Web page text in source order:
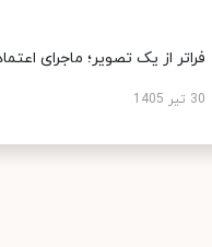
فراتر از یک تصویر؛ ماجرای
30 تیر 1405